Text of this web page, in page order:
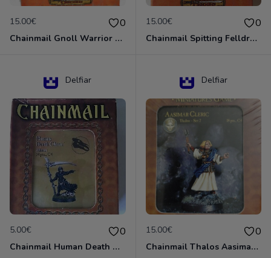
15.00€ 0
Chainmail Gnoll Warrior Dungeons & Dragons
15.00€ 0
Chainmail Spitting Felldrake
Delfiar
5.00€ 0
Chainmail Human Death Cleric
Delfiar
15.00€ 0
Chainmail Thalos Aasimar Cleric